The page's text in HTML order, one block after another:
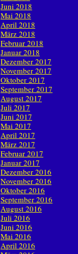
Juni 2018
Mai 2018
April 2018
März 2018
Februar 2018
Januar 2018
Dezember 2017
November 2017
Oktober 2017
September 2017
August 2017
Juli 2017
Juni 2017
Mai 2017
April 2017
März 2017
Februar 2017
Januar 2017
Dezember 2016
November 2016
Oktober 2016
September 2016
August 2016
Juli 2016
Juni 2016
Mai 2016
April 2016